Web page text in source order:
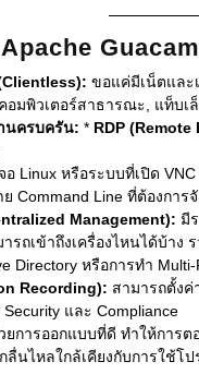
ขอแค่มีเน็ตและ
อมพิวเตอร์สาธารณะ, แท็บเ
นครบครัน: * RDP
Linux หรือระบบที่เปิด VNC
Command Line ที่ต้องการ
Management): มี
รถเข้าถึงเครื่องไหนได้บ้า
Directory หรือการทำ
Recording): สามารถตั้งค่
และ Compliance
ยการออกแบบที่ดี ทำให้การ
ลื่นไหลใกล้เคียงกับการใช้โ